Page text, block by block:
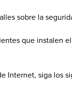
sobre la
que instalen
Internet, siga los